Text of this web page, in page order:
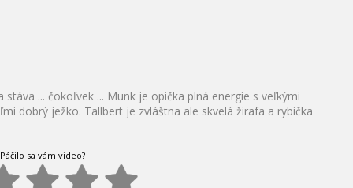
... čokoľvek ... Munk je opička plná energie s veľkými
dobrý ježko. Tallbert je zvláštna ale skvelá žirafa a rybička
Páčilo sa vám video?